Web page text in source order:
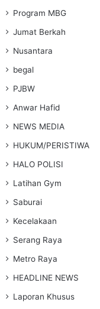
Program MBG
Jumat Berkah
Nusantara
begal
PJBW
Anwar Hafid
NEWS MEDIA
HUKUM/PERISTIWA
HALO POLISI
Latihan Gym
Saburai
Kecelakaan
Serang Raya
Metro Raya
HEADLINE NEWS
Laporan Khusus